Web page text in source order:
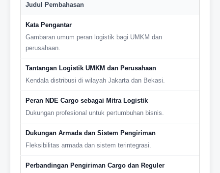
Judul Pembahasan
Kata Pengantar
Gambaran umum peran logistik bagi UMKM dan
perusahaan.
Tantangan Logistik UMKM dan Perusahaan
Kendala distribusi di wilayah Jakarta dan Bekasi.
Peran NDE Cargo sebagai Mitra Logistik
Dukungan profesional untuk pertumbuhan bisnis.
Dukungan Armada dan Sistem Pengiriman
Fleksibilitas armada dan sistem terintegrasi.
Perbandingan Pengiriman Cargo dan Reguler